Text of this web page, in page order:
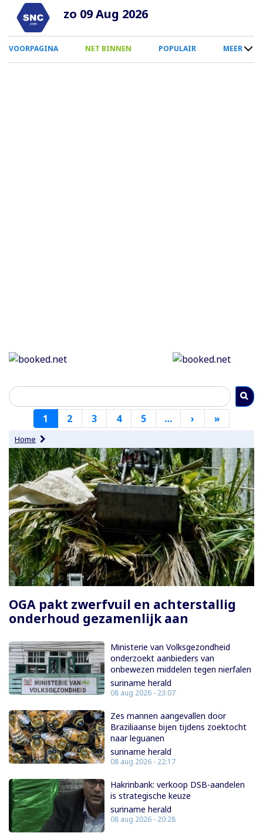
Overslaan
naar
inhoud
zo 09 Aug 2026
0
Smartphone
VOORPAGINA NET BINNEN POPULAIR MEER
Paginering
1 2 3 4 5 … › Volgende
pagina
»
pagina
Home
OGA pakt zwerfvuil en achterstallig
onderhoud gezamenlijk aan
Ministerie van Volksgezondheid
onderzoekt aanbieders van
onbewezen middelen tegen nierfalen
suriname herald
08 aug 2026 - 23:07
Zes mannen aangevallen door
Braziliaanse bijen tijdens zoektocht
naar leguanen
suriname herald
08 aug 2026 - 22:17
Hakrinbank: verkoop DSB-aandelen
is strategische keuze
suriname herald
08 aug 2026 - 20:28